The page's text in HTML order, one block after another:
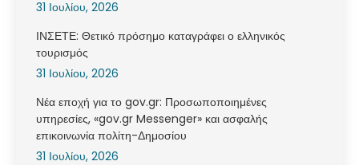
31 Ιουλίου, 2026
ΙΝΣΕΤΕ: Θετικό πρόσημο καταγράφει ο ελληνικός
τουρισμός
31 Ιουλίου, 2026
Νέα εποχή για το gov.gr: Προσωποποιημένες
υπηρεσίες, «gov.gr Messenger» και ασφαλής
επικοινωνία πολίτη-Δημοσίου
31 Ιουλίου, 2026